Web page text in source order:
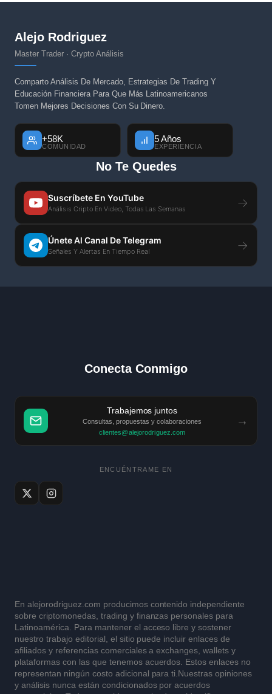
Alejo Rodriguez
Master Trader · Crypto Análisis
Comparto Análisis De Mercado, Estrategias De Trading Y
Educación Financiera Para Que Más Latinoamericanos
Tomen Mejores Decisiones Con Su Dinero.
+58K
COMUNIDAD
5 Años
EXPERIENCIA
No Te Quedes
Suscríbete En YouTube
Análisis Cripto En Video, Todas Las Semanas →
Únete Al Canal De Telegram
Señales Y Alertas En Tiempo Real →
Conecta Conmigo
Trabajemos juntos
Consultas, propuestas y colaboraciones
clientes@alejorodriguez.com
→
ENCUÉNTRAME EN
En alejorodriguez.com producimos contenido independiente
sobre criptomonedas, trading y finanzas personales para
Latinoamérica. Para mantener el acceso libre y sostener
nuestro trabajo editorial, el sitio puede incluir enlaces de
afiliados y referencias comerciales a exchanges, wallets y
plataformas con las que tenemos acuerdos. Estos enlaces no
representan ningún costo adicional para ti.Nuestras opiniones
y análisis nunca están condicionados por acuerdos